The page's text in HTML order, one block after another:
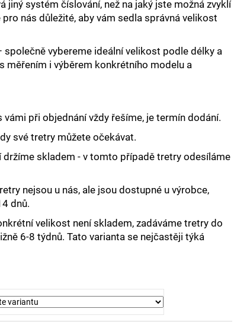
jiný systém číslování, než na jaký jste možná zvyklí
nás důležité, aby vám sedla správná velikost
vybereme ideální velikost podle délky a
měřením i výběrem konkrétního modelu a
při objednání vždy řešíme, je termín dodání.
své tretry můžete očekávat.
držíme skladem - v tomto případě tretry odesíláme
nejsou u nás, ale jsou dostupné u výrobce,
dnů.
velikost není skladem, zadáváme tretry do
6-8 týdnů. Tato varianta se nejčastěji týká
HYDRATION -